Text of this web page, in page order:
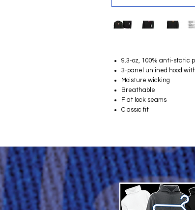
9.3-oz, 100% anti-static
3-panel unlined hood
Moisture wicking
Breathable
Flat lock seams
Classic fit